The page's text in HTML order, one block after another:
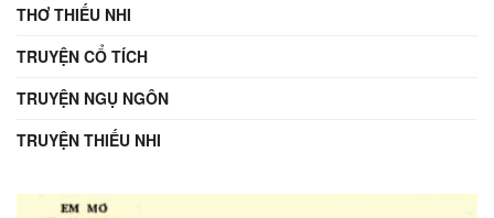
THƠ THIẾU NHI
TRUYỆN CỔ TÍCH
TRUYỆN NGỤ NGÔN
TRUYỆN THIẾU NHI